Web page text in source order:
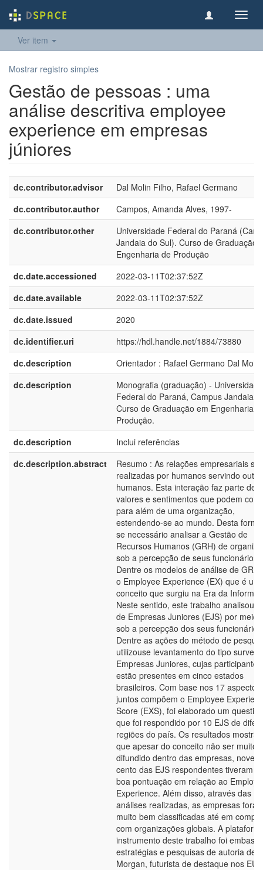
Ver item
Mostrar registro simples
Gestão de pessoas : uma
análise descritiva employee
experience em empresas
júniores
dc.contributor.advisor
Dal Molin Filho, Rafael Germano
dc.contributor.author
Campos, Amanda Alves, 1997-
dc.contributor.other
Universidade Federal do Paraná
Jandaia do Sul). Curso de Graduação
Engenharia de Produção
dc.date.accessioned
2022-03-11T02:37:52Z
dc.date.available
2022-03-11T02:37:52Z
dc.date.issued
2020
dc.identifier.uri
https://hdl.handle.net/1884/73880
dc.description
Orientador : Rafael Germano Dal
dc.description
Monografia (graduação) - Universidade
Federal do Paraná, Campus Jandaia
Curso de Graduação em Engenharia
Produção.
dc.description
Inclui referências
dc.description.abstract
Resumo : As relações empresariais
realizadas por humanos servindo
humanos. Esta interação faz parte de
valores e sentimentos que podem
para além de uma organização,
estendendo-se ao mundo. Desta
se necessário analisar a Gestão de
Recursos Humanos (GRH) de
sob a percepção de seus funcionários.
Dentre os modelos de análise de GRH
o Employee Experience (EX) que é um
conceito que surgiu na Era da
Neste sentido, este trabalho analisou
de Empresas Juniores (EJS) por meio
sob a percepção dos seus
Dentre as ações do método de
utilizouse levantamento do tipo survey
Empresas Juniores, cujas participantes
estão presentes em cinco estados
brasileiros. Com base nos 17 aspectos
juntos compõem o Employee
Score (EXS), foi elaborado um
que foi respondido por 10 EJS de
regiões do país. Os resultados
que apesar do conceito não ser muito
difundido dentro das empresas,
cento das EJS respondentes tiveram
boa pontuação em relação ao
Experience. Além disso, através das
análises realizadas, as empresas
muito bem classificadas até em
com organizações globais. A
instrumento deste trabalho foi
estratégias e pesquisas de autoria de
Morgan, futurista de destaque nos